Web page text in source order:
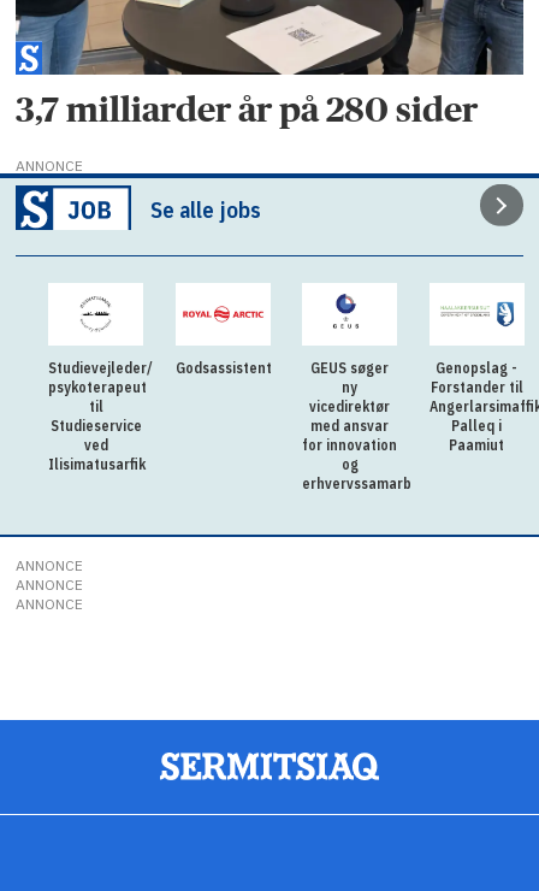
3,7 milliarder år på 280 sider
ANNONCE
Se alle jobs
Studievejleder/
psykoterapeut
til
Studieservice
ved
Ilisimatusarfik
Godsassistent
GEUS søger
ny
vicedirektør
med ansvar
for innovation
og
erhvervssamarbejde
Genopslag -
Forstander til
Palleq i
Paamiut
ANNONCE
ANNONCE
ANNONCE